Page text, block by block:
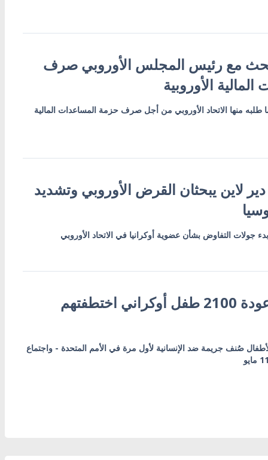
مع رئيس المجلس الأوروبي صرف
الأوروبية
طلبه منها الاتحاد الأوروبي من أجل صرف حزمة المساعدات المالية
لاين يبحثان القرض الأوروبي وتشديد
جولات التفاوض بشأن عضوية أوكرانيا في الاتحاد الأوروبي
زيلينسكي يعلن عودة 2100 طفل أوكراني اختطفتهم
صُنف جريمة ضد الإنسانية لأول مرة في الأمم المتحدة - واجتماع